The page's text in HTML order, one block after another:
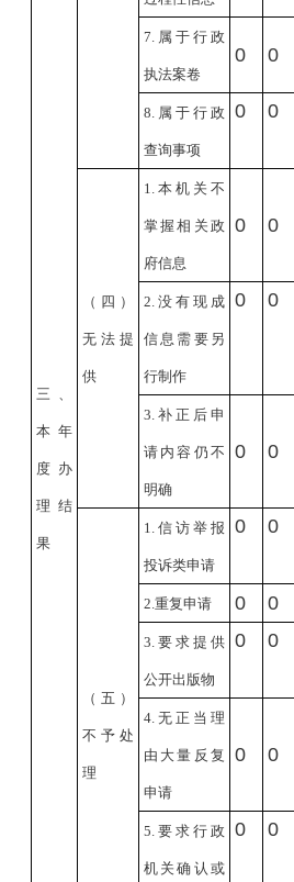
三、
本年
度办
理结
果
7. 属于行政
执法案卷
0 0
8. 属于行政
查询事项
0 0
（四）
无法提
供
1. 本机关不
掌握相关政
府信息
0 0
2. 没有现成
信息需要另
行制作
0 0
3. 补正后申
请内容仍不
明确
0 0
（五）
不予处
理
1. 信访举报
投诉类申请
0 0
2. 重复申请 0 0
3. 要求提供
公开出版物
0 0
4. 无正当理
由大量反复
申请
0 0
5. 要求行政
机关确认或
0 0